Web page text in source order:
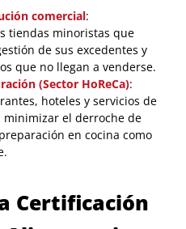
comercial:
tiendas minoristas que
de sus excedentes y
que no llegan a venderse.
(Sector HoReCa):
hoteles y servicios de
minimizar el derroche de
en cocina como
Certificación